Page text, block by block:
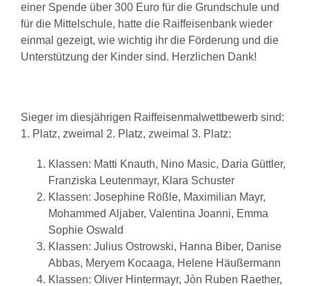
einer Spende über 300 Euro für die Grundschule und
für die Mittelschule, hatte die Raiffeisenbank wieder
einmal gezeigt, wie wichtig ihr die Förderung und die
Unterstützung der Kinder sind. Herzlichen Dank!
Sieger im diesjährigen Raiffeisenmalwettbewerb sind:
1. Platz, zweimal 2. Platz, zweimal 3. Platz:
Klassen: Matti Knauth, Nino Masic, Daria Güttler,
Franziska Leutenmayr, Klara Schuster
Klassen: Josephine Rößle, Maximilian Mayr,
Mohammed Aljaber, Valentina Joanni, Emma
Sophie Oswald
Klassen: Julius Ostrowski, Hanna Biber, Danise
Abbas, Meryem Kocaaga, Helene Häußermann
Klassen: Oliver Hintermayr, Jòn Ruben Raether,